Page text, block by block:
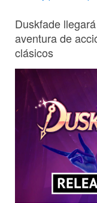
Duskfade
aventura de
clásicos